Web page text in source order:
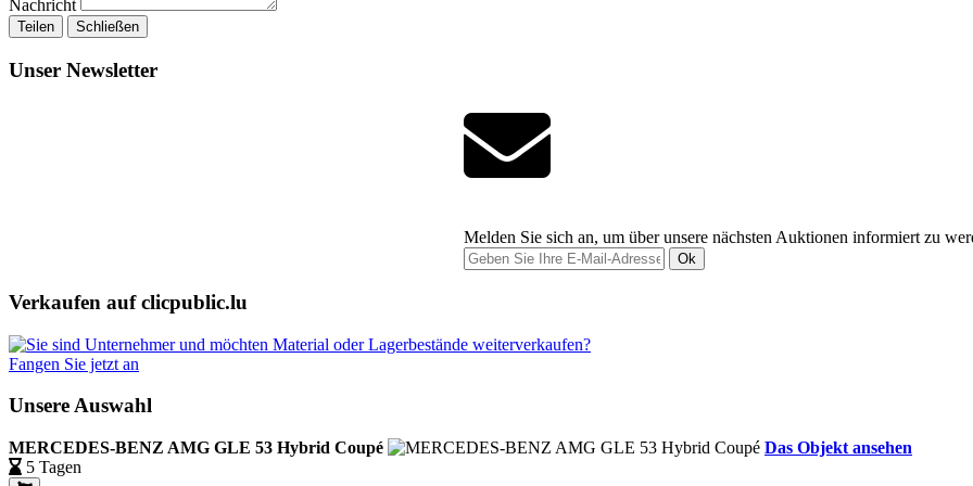
Nachricht
Teilen Schließen
Unser Newsletter
Melden Sie sich an, um über unsere nächsten Auktionen informiert zu
Ok
Verkaufen auf clicpublic.lu
Fangen Sie jetzt an
Unsere Auswahl
MERCEDES-BENZ AMG GLE 53 Hybrid Coupé
Das Objekt ansehen
5 Tagen